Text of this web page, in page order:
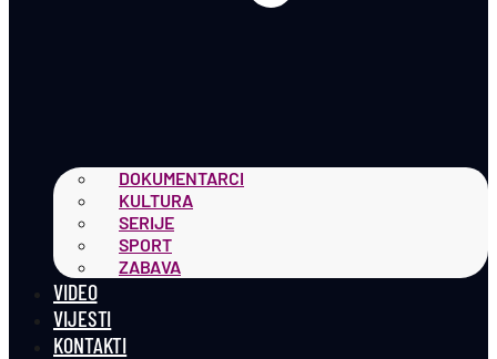
DOKUMENTARCI
KULTURA
SERIJE
SPORT
ZABAVA
VIDEO
VIJESTI
KONTAKTI